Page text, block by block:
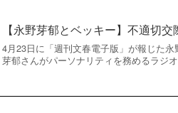
【永野芽郁とベッキー】不適切
4月23日に「週刊文春電子版」が報じた
芽郁さんがパーソナリティを務めるラジ